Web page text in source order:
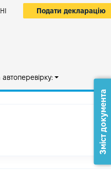
Подати декларацію
Зміст документа